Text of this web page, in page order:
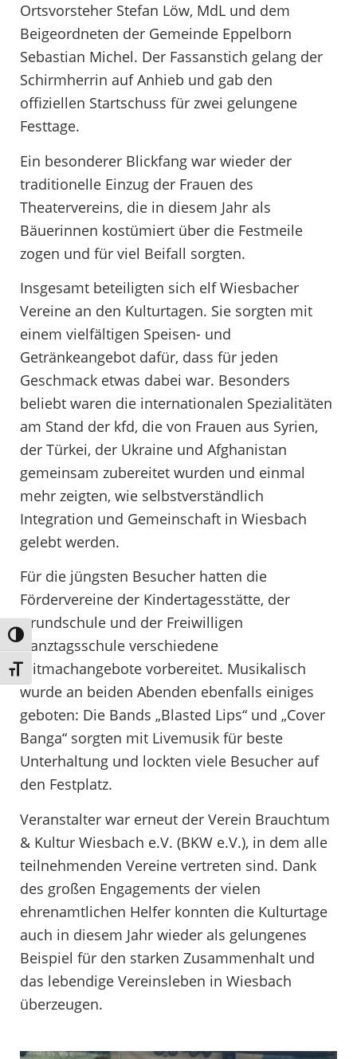
Umschalten auf hohe Kontraste
Schrift vergrößern
Ortsvorsteher Stefan Löw, MdL und dem
Beigeordneten der Gemeinde Eppelborn
Sebastian Michel. Der Fassanstich gelang der
Schirmherrin auf Anhieb und gab den
offiziellen Startschuss für zwei gelungene
Festtage.
Ein besonderer Blickfang war wieder der
traditionelle Einzug der Frauen des
Theatervereins, die in diesem Jahr als
Bäuerinnen kostümiert über die Festmeile
zogen und für viel Beifall sorgten.
Insgesamt beteiligten sich elf Wiesbacher
Vereine an den Kulturtagen. Sie sorgten mit
einem vielfältigen Speisen- und
Getränkeangebot dafür, dass für jeden
Geschmack etwas dabei war. Besonders
beliebt waren die internationalen Spezialitäten
am Stand der kfd, die von Frauen aus Syrien,
der Türkei, der Ukraine und Afghanistan
gemeinsam zubereitet wurden und einmal
mehr zeigten, wie selbstverständlich
Integration und Gemeinschaft in Wiesbach
gelebt werden.
Für die jüngsten Besucher hatten die
Fördervereine der Kindertagesstätte, der
Grundschule und der Freiwilligen
Ganztagsschule verschiedene
Mitmachangebote vorbereitet. Musikalisch
wurde an beiden Abenden ebenfalls einiges
geboten: Die Bands „Blasted Lips“ und „Cover
Banga“ sorgten mit Livemusik für beste
Unterhaltung und lockten viele Besucher auf
den Festplatz.
Veranstalter war erneut der Verein Brauchtum
& Kultur Wiesbach e.V. (BKW e.V.), in dem alle
teilnehmenden Vereine vertreten sind. Dank
des großen Engagements der vielen
ehrenamtlichen Helfer konnten die Kulturtage
auch in diesem Jahr wieder als gelungenes
Beispiel für den starken Zusammenhalt und
das lebendige Vereinsleben in Wiesbach
überzeugen.